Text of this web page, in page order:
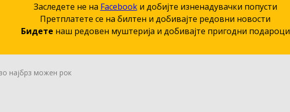
Заследете не на Facebookи добијте изненадувачки попусти
Претплатете се на билтен и добивајте редовни новости
Бидете наш редовен муштерија и добивајте пригодни подароци
најбрз можен рок